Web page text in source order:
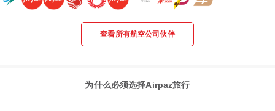
查看所有航空公司伙伴
为什么必须选择Airpaz旅行